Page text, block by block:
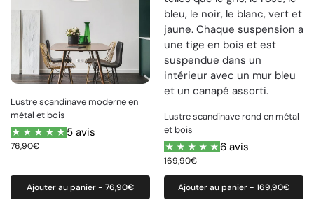
Lustre scandinave moderne en
métal et bois
5 avis
76,90€
Ajouter au panier - 76,90€
Lustre scandinave rond en métal
et bois
6 avis
169,90€
Ajouter au panier - 169,90€